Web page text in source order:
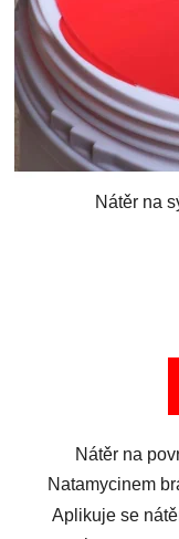
Nátěr na
Nátěr na
Natamycinem
Aplikuje se